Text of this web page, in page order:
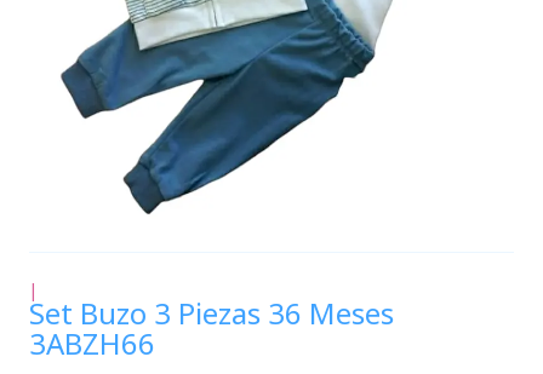
|
Set Buzo 3 Piezas 36 Meses
3ABZH66